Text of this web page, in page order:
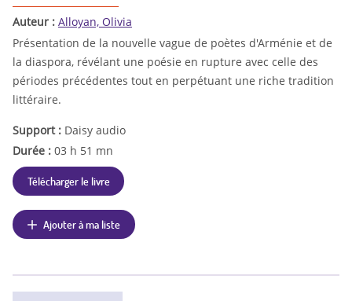
Auteur : Alloyan, Olivia
Présentation de la nouvelle vague de poètes d'Arménie et de
la diaspora, révélant une poésie en rupture avec celle des
périodes précédentes tout en perpétuant une riche tradition
littéraire.
Support : Daisy audio
Durée : 03 h 51 mn
Télécharger le livre
Ajouter à ma liste